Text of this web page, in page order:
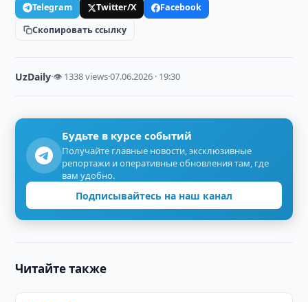
Telegram Twitter/X
Facebook
Скопировать ссылку
UzDaily·👁 1338 views·07.06.2026 · 19:30
Будьте в курсе событий
Получайте главные новости, эксклюзивные
репортажи и оперативные обновления там, где
вам удобно.
Подписывайтесь на наш канал
Читайте также